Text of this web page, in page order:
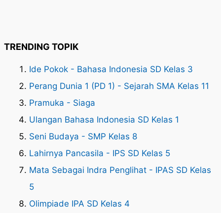
TRENDING TOPIK
Ide Pokok - Bahasa Indonesia SD Kelas 3
Perang Dunia 1 (PD 1) - Sejarah SMA Kelas 11
Pramuka - Siaga
Ulangan Bahasa Indonesia SD Kelas 1
Seni Budaya - SMP Kelas 8
Lahirnya Pancasila - IPS SD Kelas 5
Mata Sebagai Indra Penglihat - IPAS SD Kelas
5
Olimpiade IPA SD Kelas 4